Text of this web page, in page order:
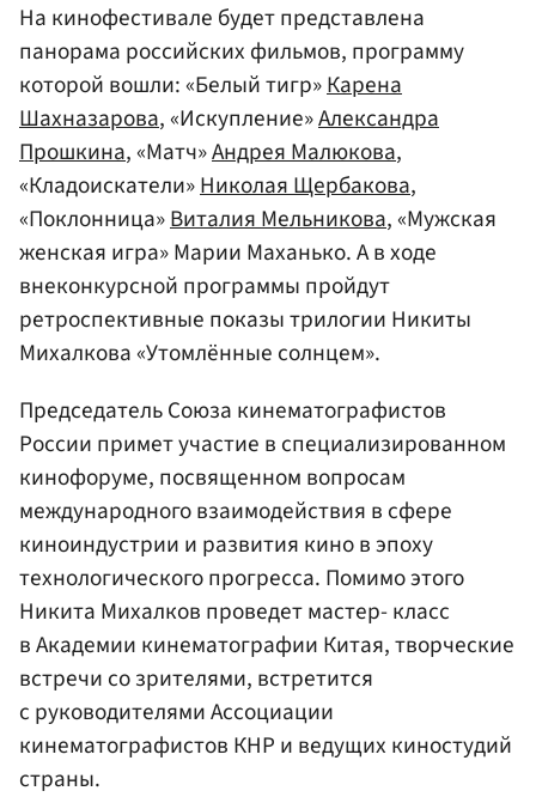
На кинофестивале будет представлена
панорама российских фильмов, программу
которой вошли: «Белый тигр»Карена
Шахназарова, «Искупление»Александра
Прошкина, «Матч»Андрея Малюкова,
«Кладоискатели»Николая Щербакова,
«Поклонница»Виталия Мельникова, «Мужская
женская игра» Марии Маханько. А в ходе
внеконкурсной программы пройдут
ретроспективные показы трилогии Никиты
Михалкова «Утомлённые солнцем».
Председатель Союза кинематографистов
России примет участие в специализированном
кинофоруме, посвященном вопросам
международного взаимодействия в сфере
киноиндустрии и развития кино в эпоху
технологического прогресса. Помимо этого
Никита Михалков проведет мастер- класс
в Академии кинематографии Китая, творческие
встречи со зрителями, встретится
с руководителями Ассоциации
кинематографистов КНР и ведущих киностудий
страны.